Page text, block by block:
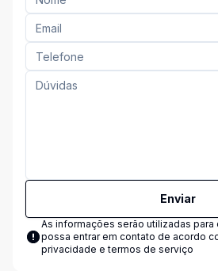
Enviar
As informações serão utilizadas para
possa entrar em contato de acordo
privacidade e termos de serviço